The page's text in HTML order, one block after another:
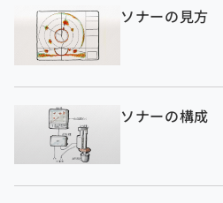
ソナーの見方
ソナーの構成